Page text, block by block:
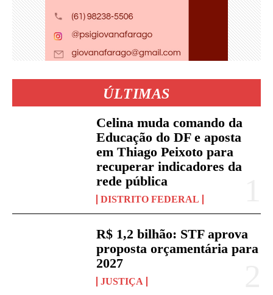
ÚLTIMAS
Celina muda comando da
Educação do DF e aposta
em Thiago Peixoto para
recuperar indicadores da
rede pública
DISTRITO FEDERAL
R$ 1,2 bilhão: STF aprova
proposta orçamentária para
2027
JUSTIÇA